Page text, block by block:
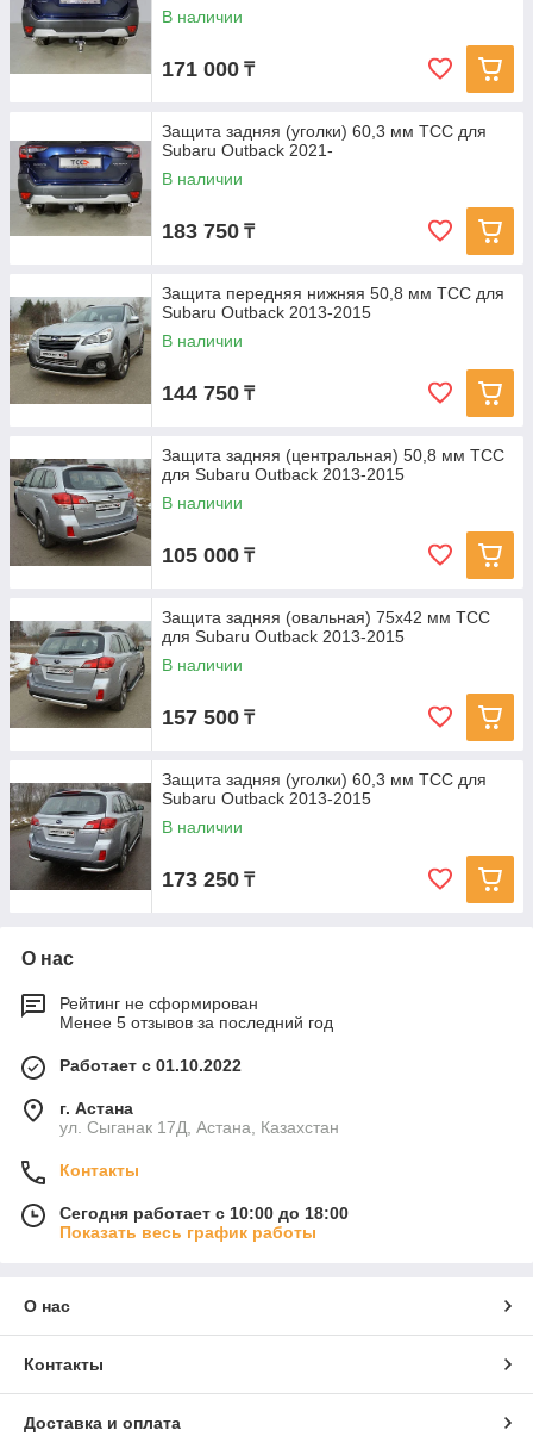
В наличии
171 000 ₸
Защита задняя (уголки) 60,3 мм ТСС для
Subaru Outback 2021-
В наличии
183 750 ₸
Защита передняя нижняя 50,8 мм ТСС для
Subaru Outback 2013-2015
В наличии
144 750 ₸
Защита задняя (центральная) 50,8 мм ТСС
для Subaru Outback 2013-2015
В наличии
105 000 ₸
Защита задняя (овальная) 75х42 мм ТСС
для Subaru Outback 2013-2015
В наличии
157 500 ₸
Защита задняя (уголки) 60,3 мм ТСС для
Subaru Outback 2013-2015
В наличии
173 250 ₸
О нас
Рейтинг не сформирован
Менее 5 отзывов за последний год
Работает с 01.10.2022
г. Астана
ул. Сыганак 17Д, Астана, Казахстан
Контакты
Сегодня работает с 10:00 до 18:00
Показать весь график работы
О нас
Контакты
Доставка и оплата